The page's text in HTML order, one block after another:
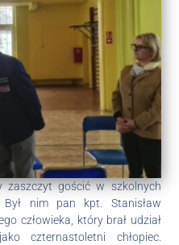
zaszczyt gościć w szkolnych
nim pan kpt. Stanisław
człowieka, który brał udział
czternastoletni chłopiec.